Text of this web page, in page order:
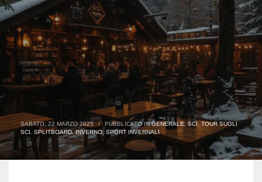
SABATO, 22 MARZO 2025 / PUBBLICATO INGENERALE SCI
TOUR SUGLI
SCI
SPLITBOARD,INVERNO, SPORT INVERNALI